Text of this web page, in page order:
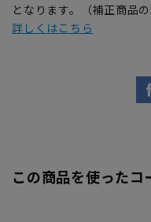
となります。（補正商品
詳しくはこちら
この商品を使ったコ